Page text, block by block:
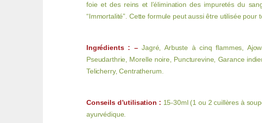
foie et des reins et l’élimination des impuretés du
“Immortalité”. Cette formule peut aussi être utilisée
Ingrédients : –Jagré, Arbuste à cinq flammes,
Pseudarthrie, Morelle noire, Puncturevine, Garance
Telicherry, Centratherum.
Conseils d’utilisation : 15-30ml (1 ou 2 cuillères à
ayurvédique.